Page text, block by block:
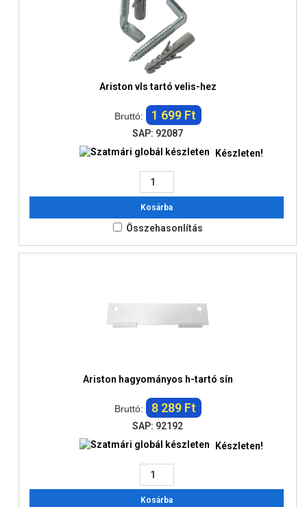
Ariston vls tartó velis-hez
Bruttó: 1 699 Ft
SAP: 92087
Készleten!
Kosárba
Összehasonlítás
Ariston hagyományos h-tartó sín
Bruttó: 8 289 Ft
SAP: 92192
Készleten!
Kosárba